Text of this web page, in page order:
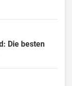
Die besten